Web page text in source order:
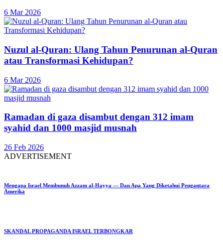
6 Mar 2026
Nuzul al-Quran: Ulang Tahun Penurunan al-Quran
atau Transformasi Kehidupan?
6 Mar 2026
Ramadan di gaza disambut dengan 312 imam
syahid dan 1000 masjid musnah
26 Feb 2026
ADVERTISEMENT
Mengapa Israel Membunuh Azzam al-Hayya — Dan Apa Yang Diketahui Pengantara
Amerika
SKANDAL PROPAGANDA ISRAEL TERBONGKAR